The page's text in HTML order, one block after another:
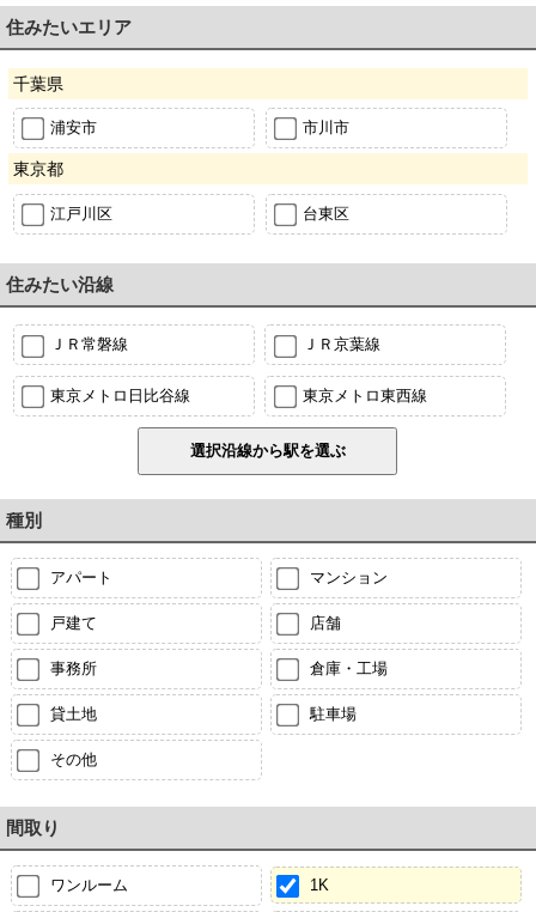
住みたいエリア
千葉県
浦安市 市川市
東京都
江戸川区 台東区
住みたい沿線
ＪＲ常磐線 ＪＲ京葉線
東京メトロ日比谷線 東京メトロ東西線
種別
アパート マンション
戸建て 店舗
事務所 倉庫・工場
貸土地 駐車場
その他
間取り
ワンルーム 1K